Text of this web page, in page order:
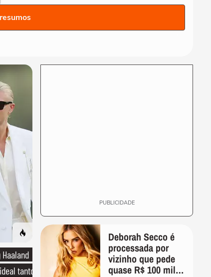
da MTV Brasil
Jairo Bouer detalha ligação
tanto
PUBLICIDADE
Deborah Secco é
processada por
vizinho que pede
quase R$ 100 mil